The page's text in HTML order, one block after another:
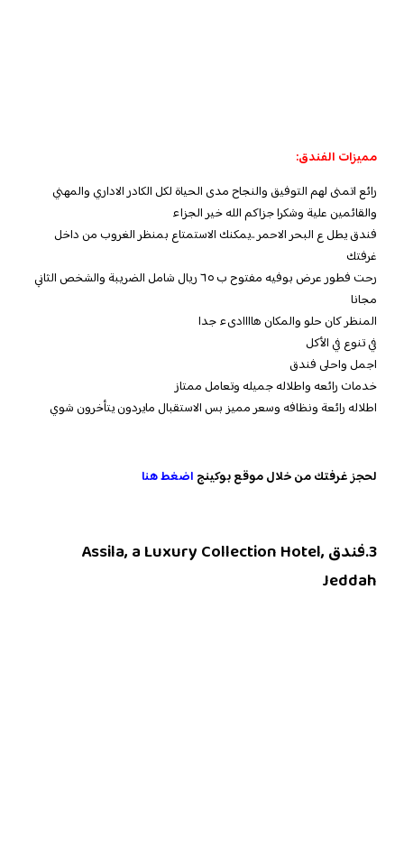
مميزات الفندق:
رائع اتمنى لهم التوفيق والنجاح مدى الحياة لكل الكادر الاداري والمهني
والقائمين علية وشكرا جزاكم الله خير الجزاء
فندق يطل ع البحر الاحمر ..يمكنك الاستمتاع بمنظر الغروب من داخل
غرفتك
رحت فطور عرض بوفيه مفتوح ب ٦٥ ريال شامل الضريبة والشخص الثاني
مجانا
المنظر كان حلو والمكان هاااادىء جدا
في تنوع في الأكل
اجمل واحلى فندق
خدمات رائعه واطلاله جميله وتعامل ممتاز
اطلاله رائعة ونظافه وسعر مميز بس الاستقبال مايردون يتأخرون شوي
لحجز غرفتك من خلال موقع بوكينج اضغط هنا
3.فندق Assila, a Luxury Collection Hotel,
Jeddah